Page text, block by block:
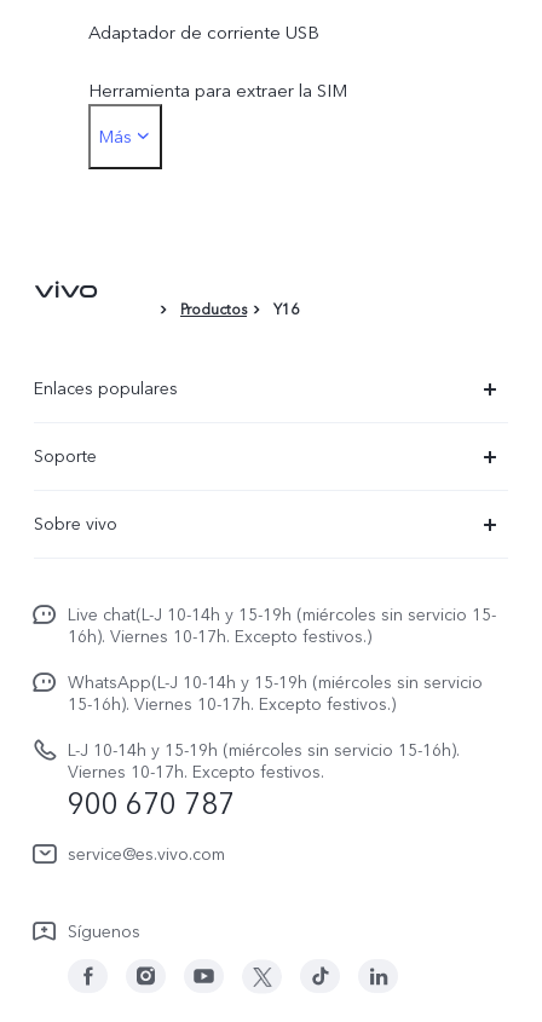
Adaptador de corriente USB
Herramienta para extraer la SIM
Película protectora (aplicada)
Más
Productos Y16
Enlaces populares
X300
V70 5G
V70 FE
Y31 5G
Soporte
Autenticación de IMEI
Gestión de reparaciones
Manual de usuario
Actualización de sistema
Actualizar registro
Instrucciones de Garantía
Sobre vivo
Netiqueta vivo
Avisos legales
Acerca de nosotros
Sostenibilidad
Centro de privacidad de vivo
Live chat(L-J 10-14h y 15-19h (miércoles sin servicio 15-
16h). Viernes 10-17h. Excepto festivos.)
WhatsApp(L-J 10-14h y 15-19h (miércoles sin servicio
15-16h). Viernes 10-17h. Excepto festivos.)
L-J 10-14h y 15-19h (miércoles sin servicio 15-16h).
Viernes 10-17h. Excepto festivos.
900 670 787
service@es.vivo.com
Síguenos